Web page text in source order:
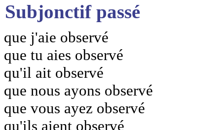
Subjonctif passé
que j'aie observé
que tu aies observé
qu'il ait observé
que nous ayons observé
que vous ayez observé
qu'ils aient observé